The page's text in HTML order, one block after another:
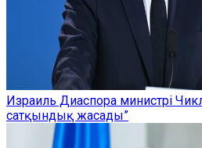
Израиль Диаспора министрі
сатқындық жасады”